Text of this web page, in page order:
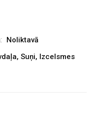
Noliktavā
, Suņi, Izcelsmes